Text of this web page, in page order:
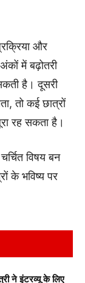
और
में बढ़ोतरी
है। दूसरी
तो कई छात्रों
रह सकता है।
विषय बन
के भविष्य पर
ने इंटरव्यू के लिए